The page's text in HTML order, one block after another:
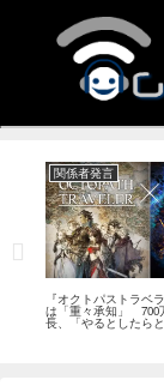
関係者発言
『オクトパストラベ
は「重々承知」 700
長、「やるとしたら
い」と浅野智也氏